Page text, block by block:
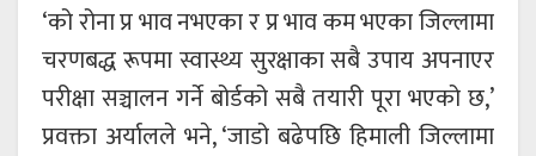
‘को रोना प्र भाव नभएका र प्र भाव कम भएका जिल्लामा
चरणबद्ध रूपमा स्वास्थ्य सुरक्षाका सबै उपाय अपनाएर
परीक्षा सञ्चालन गर्ने बोर्डको सबै तयारी पूरा भएको छ,’
प्रवक्ता अर्यालले भने, ‘जाडो बढेपछि हिमाली जिल्लामा